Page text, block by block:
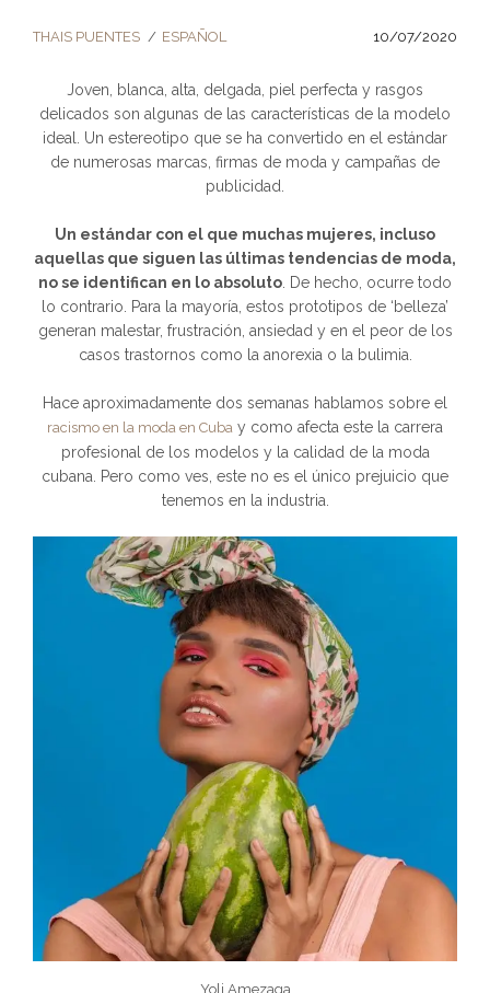
THAIS PUENTES ESPAÑOL 10/07/2020
Joven, blanca, alta, delgada, piel perfecta y rasgos
delicados son algunas de las características de la modelo
ideal. Un estereotipo que se ha convertido en el estándar
de numerosas marcas, firmas de moda y campañas de
publicidad.
Un estándar con el que muchas mujeres, incluso
aquellas que siguen las últimas tendencias de moda,
no se identifican en lo absoluto . De hecho, ocurre todo
lo contrario. Para la mayoría, estos prototipos de ‘belleza’
generan malestar, frustración, ansiedad y en el peor de los
casos trastornos como la anorexia o la bulimia.
Hace aproximadamente dos semanas hablamos sobre el
racismo en la moda en Cuba y como afecta este la carrera
profesional de los modelos y la calidad de la moda
cubana. Pero como ves, este no es el único prejuicio que
tenemos en la industria.
Yoli Amezaga